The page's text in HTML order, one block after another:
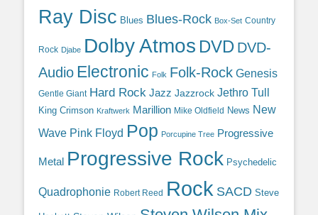
Ray Disc Blues Blues-Rock Box-Set Country
Rock Djabe Dolby Atmos DVD DVD-
Audio Electronic Folk Folk-Rock Genesis
Gentle Giant Hard Rock Jazz Jazzrock Jethro Tull
King Crimson Kraftwerk Marillion Mike Oldfield News New
Wave Pink Floyd Pop Porcupine Tree Progressive
Metal Progressive Rock Psychedelic
Quadrophonie Robert Reed Rock SACD Steve